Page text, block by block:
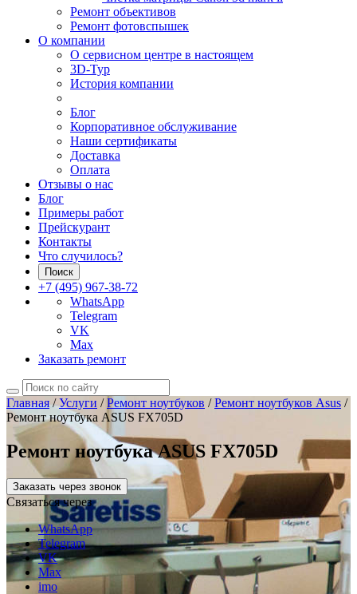
Ремонт объективов
Ремонт фотовспышек
О компании
О сервисном центре в настоящем
3D-Тур
История компании
Блог
Корпоративное обслуживание
Наши сертификаты
Доставка
Оплата
Отзывы о нас
Блог
Примеры работ
Прейскурант
Контакты
Что случилось?
Поиск
+7 (495) 967-38-72
WhatsApp
Telegram
VK
Max
Заказать ремонт
Главная/Услуги /Ремонт ноутбуков /Ремонт ноутбуков Asus /
Ремонт ноутбука ASUS FX705D
Ремонт ноутбука ASUS FX705D
Заказать через звонок
Связаться через
WhatsApp
Telegram
VK
Max
imo